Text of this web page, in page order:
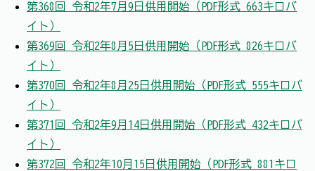
第368回 令和2年7月9日供用開始（PDF形式 663キロバ
イト）
第369回 令和2年8月5日供用開始（PDF形式 826キロバ
イト）
第370回 令和2年8月25日供用開始（PDF形式 555キロバ
イト）
第371回 令和2年9月14日供用開始（PDF形式 432キロバ
イト）
第372回 令和2年10月15日供用開始（PDF形式 881キロ